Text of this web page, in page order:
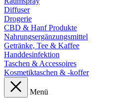
Diffuser
Drogerie
CBD & Hanf Produkte
Nahrungsergänzungsmittel
Getränke, Tee & Kaffee
Handdesinfektion
Taschen & Accessoires
Kosmetiktaschen & -koffer
Menü